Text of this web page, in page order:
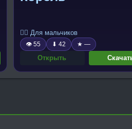
🧍‍♂️ Для мальчиков
👁 55 ⬇ 42 ★ —
Открыть